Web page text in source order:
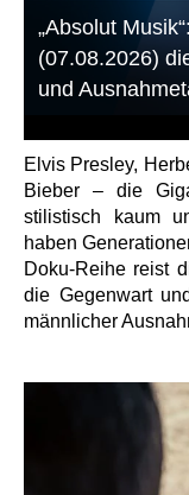
„Absolut
(07.08.2026)
und
Elvis Presley,
Bieber – die
stilistisch kaum
haben
Doku-Reihe reist
die Gegenwart
männlicher